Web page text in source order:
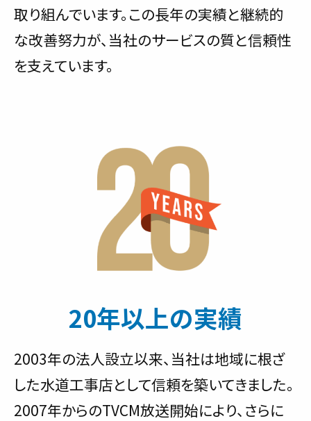
取り組んでいます。この長年の実績と継続的
な改善努力が、当社のサービスの質と信頼性
を支えています。
20年以上の実績
2003年の法人設立以来、当社は地域に根ざ
した水道工事店として信頼を築いてきました。
2007年からのTVCM放送開始により、さらに